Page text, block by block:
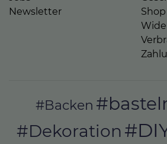
Newsletter
Shop
#Backen
#Dekoration